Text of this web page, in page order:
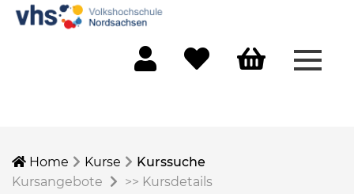
Home Kurse
Kurssuche
Kursangebote
>> Kursdetails